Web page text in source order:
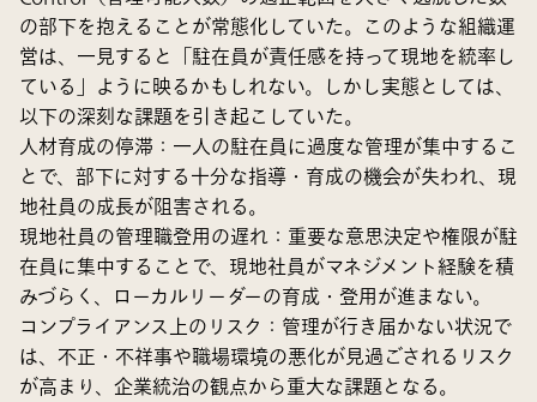
の部下を抱えることが常態化していた。このような組織運
営は、一見すると「駐在員が責任感を持って現地を統率し
ている」ように映るかもしれない。しかし実態としては、
以下の深刻な課題を引き起こしていた。
人材育成の停滞 ：一人の駐在員に過度な管理が集中するこ
とで、部下に対する十分な指導・育成の機会が失われ、現
地社員の成長が阻害される。
現地社員の管理職登用の遅れ ：重要な意思決定や権限が駐
在員に集中することで、現地社員がマネジメント経験を積
みづらく、ローカルリーダーの育成・登用が進まない。
コンプライアンス上のリスク ：管理が行き届かない状況で
は、不正・不祥事や職場環境の悪化が見過ごされるリスク
が高まり、企業統治の観点から重大な課題となる。